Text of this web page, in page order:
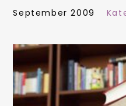
September 2009